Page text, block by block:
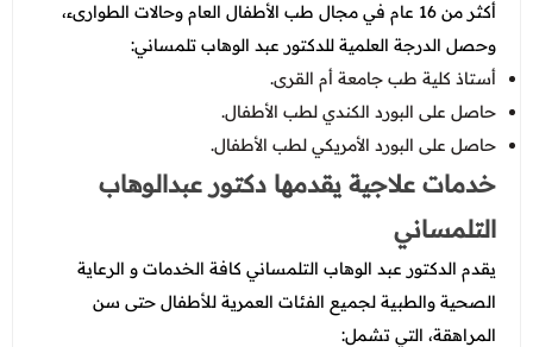
أكثر من 16 عام في مجال طب الأطفال العام وحالات الطوارىء،
وحصل الدرجة العلمية للدكتور عبد الوهاب تلمساني:
أستاذ كلية طب جامعة أم القرى.
حاصل على البورد الكندي لطب الأطفال.
حاصل على البورد الأمريكي لطب الأطفال.
خدمات علاجية يقدمها دكتور عبدالوهاب
التلمساني
يقدم الدكتور عبد الوهاب التلمساني كافة الخدمات و الرعاية
الصحية والطبية لجميع الفئات العمرية للأطفال حتى سن
المراهقة، التي تشمل: